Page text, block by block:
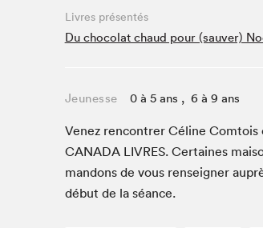
Café La Presse
Espace Côte-des-Neiges
La lecture en cadeau
Le grand jeu de lecture à voix haute
de Montréal
Lettres québécoises au Salon
Louisiane enracinée et branchée
Mur des illustrateur·rice·s
Livres présentés
Du chocolat chaud pour (sauver)
Jeunesse 0 à 5 ans , 6 à 9 ans
Venez ren­con­tr­er Céline Com­tois
CANA­DA LIVRES. Cer­taines
man­dons de vous ren­seign­er
début de la séance.